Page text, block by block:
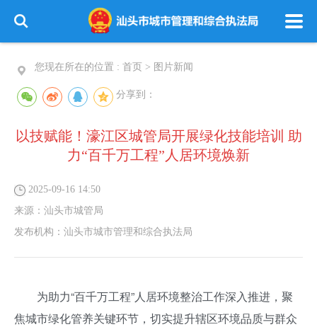
您现在所在的位置 : 首页 > 图片新闻
分享到：
以技赋能！濠江区城管局开展绿化技能培训 助
力“百千万工程”人居环境焕新
2025-09-16 14:50
来源： 汕头市城管局
发布机构： 汕头市城市管理和综合执法局
为助力“百千万工程”人居环境整治工作深入推进，聚
焦城市绿化管养关键环节，切实提升辖区环境品质与群众